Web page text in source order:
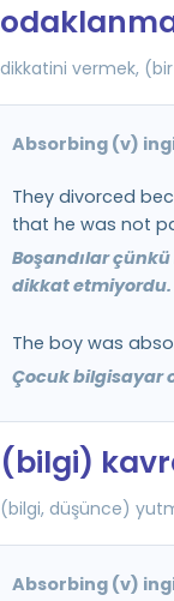
dikkatini vermek,
Absorbing (v)
They divorced
that he was not
Boşandılar
dikkat etmiyordu.
The boy was
Çocuk bilgisayar
(bilgi)
(bilgi, düşünce)
Absorbing (v)